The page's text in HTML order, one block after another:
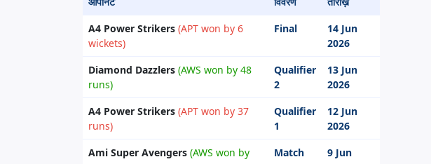
A4 Power Strikers (APT won by 6
wickets)
Final
14 Jun
2026
Diamond Dazzlers (AWS won by 48
runs)
Qualifier
2
13 Jun
2026
A4 Power Strikers (APT won by 37
runs)
Qualifier
1
12 Jun
2026
Ami Super Avengers (AWS won by
Match
9 Jun